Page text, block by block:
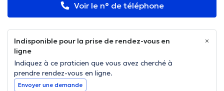
Voir le n° de téléphone
Indisponible pour la prise de rendez-vous en
ligne
Indiquez à ce praticien que vous avez cherché à
prendre rendez-vous en ligne.
Envoyer une demande